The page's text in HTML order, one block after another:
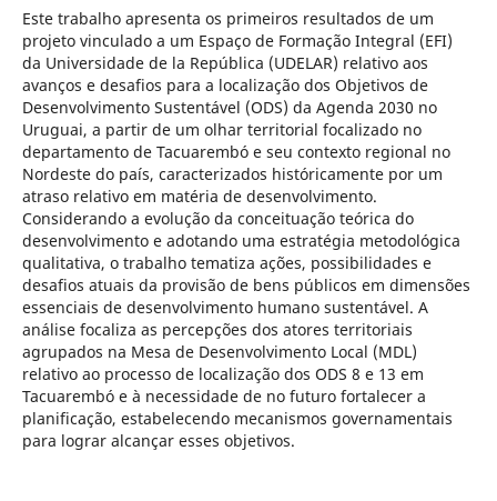
Este trabalho apresenta os primeiros resultados de um
projeto vinculado a um Espaço de Formação Integral (EFI)
da Universidade de la República (UDELAR) relativo aos
avanços e desafios para a localização dos Objetivos de
Desenvolvimento Sustentável (ODS) da Agenda 2030 no
Uruguai, a partir de um olhar territorial focalizado no
departamento de Tacuarembó e seu contexto regional no
Nordeste do país, caracterizados históricamente por um
atraso relativo em matéria de desenvolvimento.
Considerando a evolução da conceituação teórica do
desenvolvimento e adotando uma estratégia metodológica
qualitativa, o trabalho tematiza ações, possibilidades e
desafios atuais da provisão de bens públicos em dimensões
essenciais de desenvolvimento humano sustentável. A
análise focaliza as percepções dos atores territoriais
agrupados na Mesa de Desenvolvimento Local (MDL)
relativo ao processo de localização dos ODS 8 e 13 em
Tacuarembó e à necessidade de no futuro fortalecer a
planificação, estabelecendo mecanismos governamentais
para lograr alcançar esses objetivos.